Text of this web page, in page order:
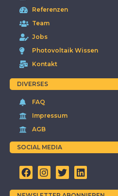
Referenzen
Team
Jobs
Photovoltaik Wissen
Kontakt
DIVERSES
FAQ
Impressum
AGB
SOCIAL MEDIA